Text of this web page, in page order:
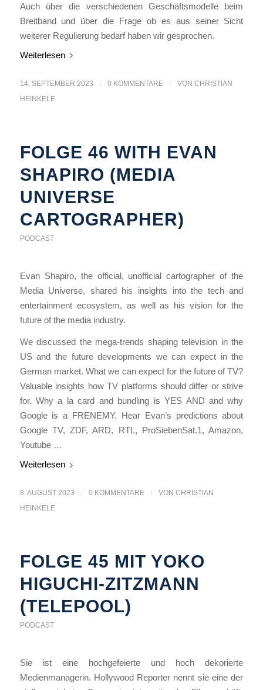
Auch über die verschiedenen Geschäftsmodelle beim
Breitband und über die Frage ob es aus seiner Sicht
weiterer Regulierung bedarf haben wir gesprochen.
Weiterlesen
14. SEPTEMBER 2023 / 0 KOMMENTARE / VON CHRISTIAN
HEINKELE
FOLGE 46 WITH EVAN
SHAPIRO (MEDIA
UNIVERSE
CARTOGRAPHER)
PODCAST
Evan Shapiro, the official, unofficial cartographer of the
Media Universe, shared his insights into the tech and
entertainment ecosystem, as well as his vision for the
future of the media industry.
We discussed the mega-trends shaping television in the
US and the future developments we can expect in the
German market. What we can expect for the future of TV?
Valuable insights how TV platforms should differ or strive
for. Why a la card and bundling is YES AND and why
Google is a FRENEMY. Hear Evan’s predictions about
Google TV, ZDF, ARD, RTL, ProSiebenSat.1, Amazon,
Youtube …
Weiterlesen
8. AUGUST 2023 / 0 KOMMENTARE / VON CHRISTIAN
HEINKELE
FOLGE 45 MIT YOKO
HIGUCHI-ZITZMANN
(TELEPOOL)
PODCAST
Sie ist eine hochgefeierte und hoch dekorierte
Medienmanagerin. Hollywood Reporter nennt sie eine der